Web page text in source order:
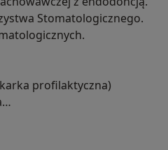
Stomatologicznego.
profilaktyczna)